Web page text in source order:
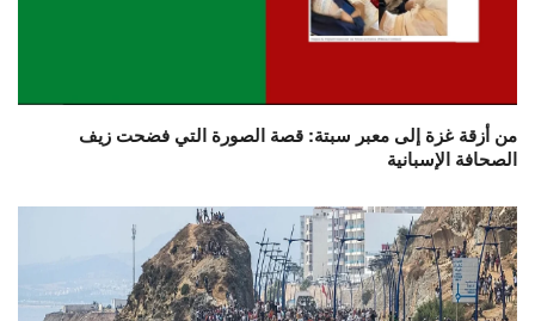
من أزقة غزة إلى معبر سبتة: قصة الصورة التي فضحت زيف
الصحافة الإسبانية